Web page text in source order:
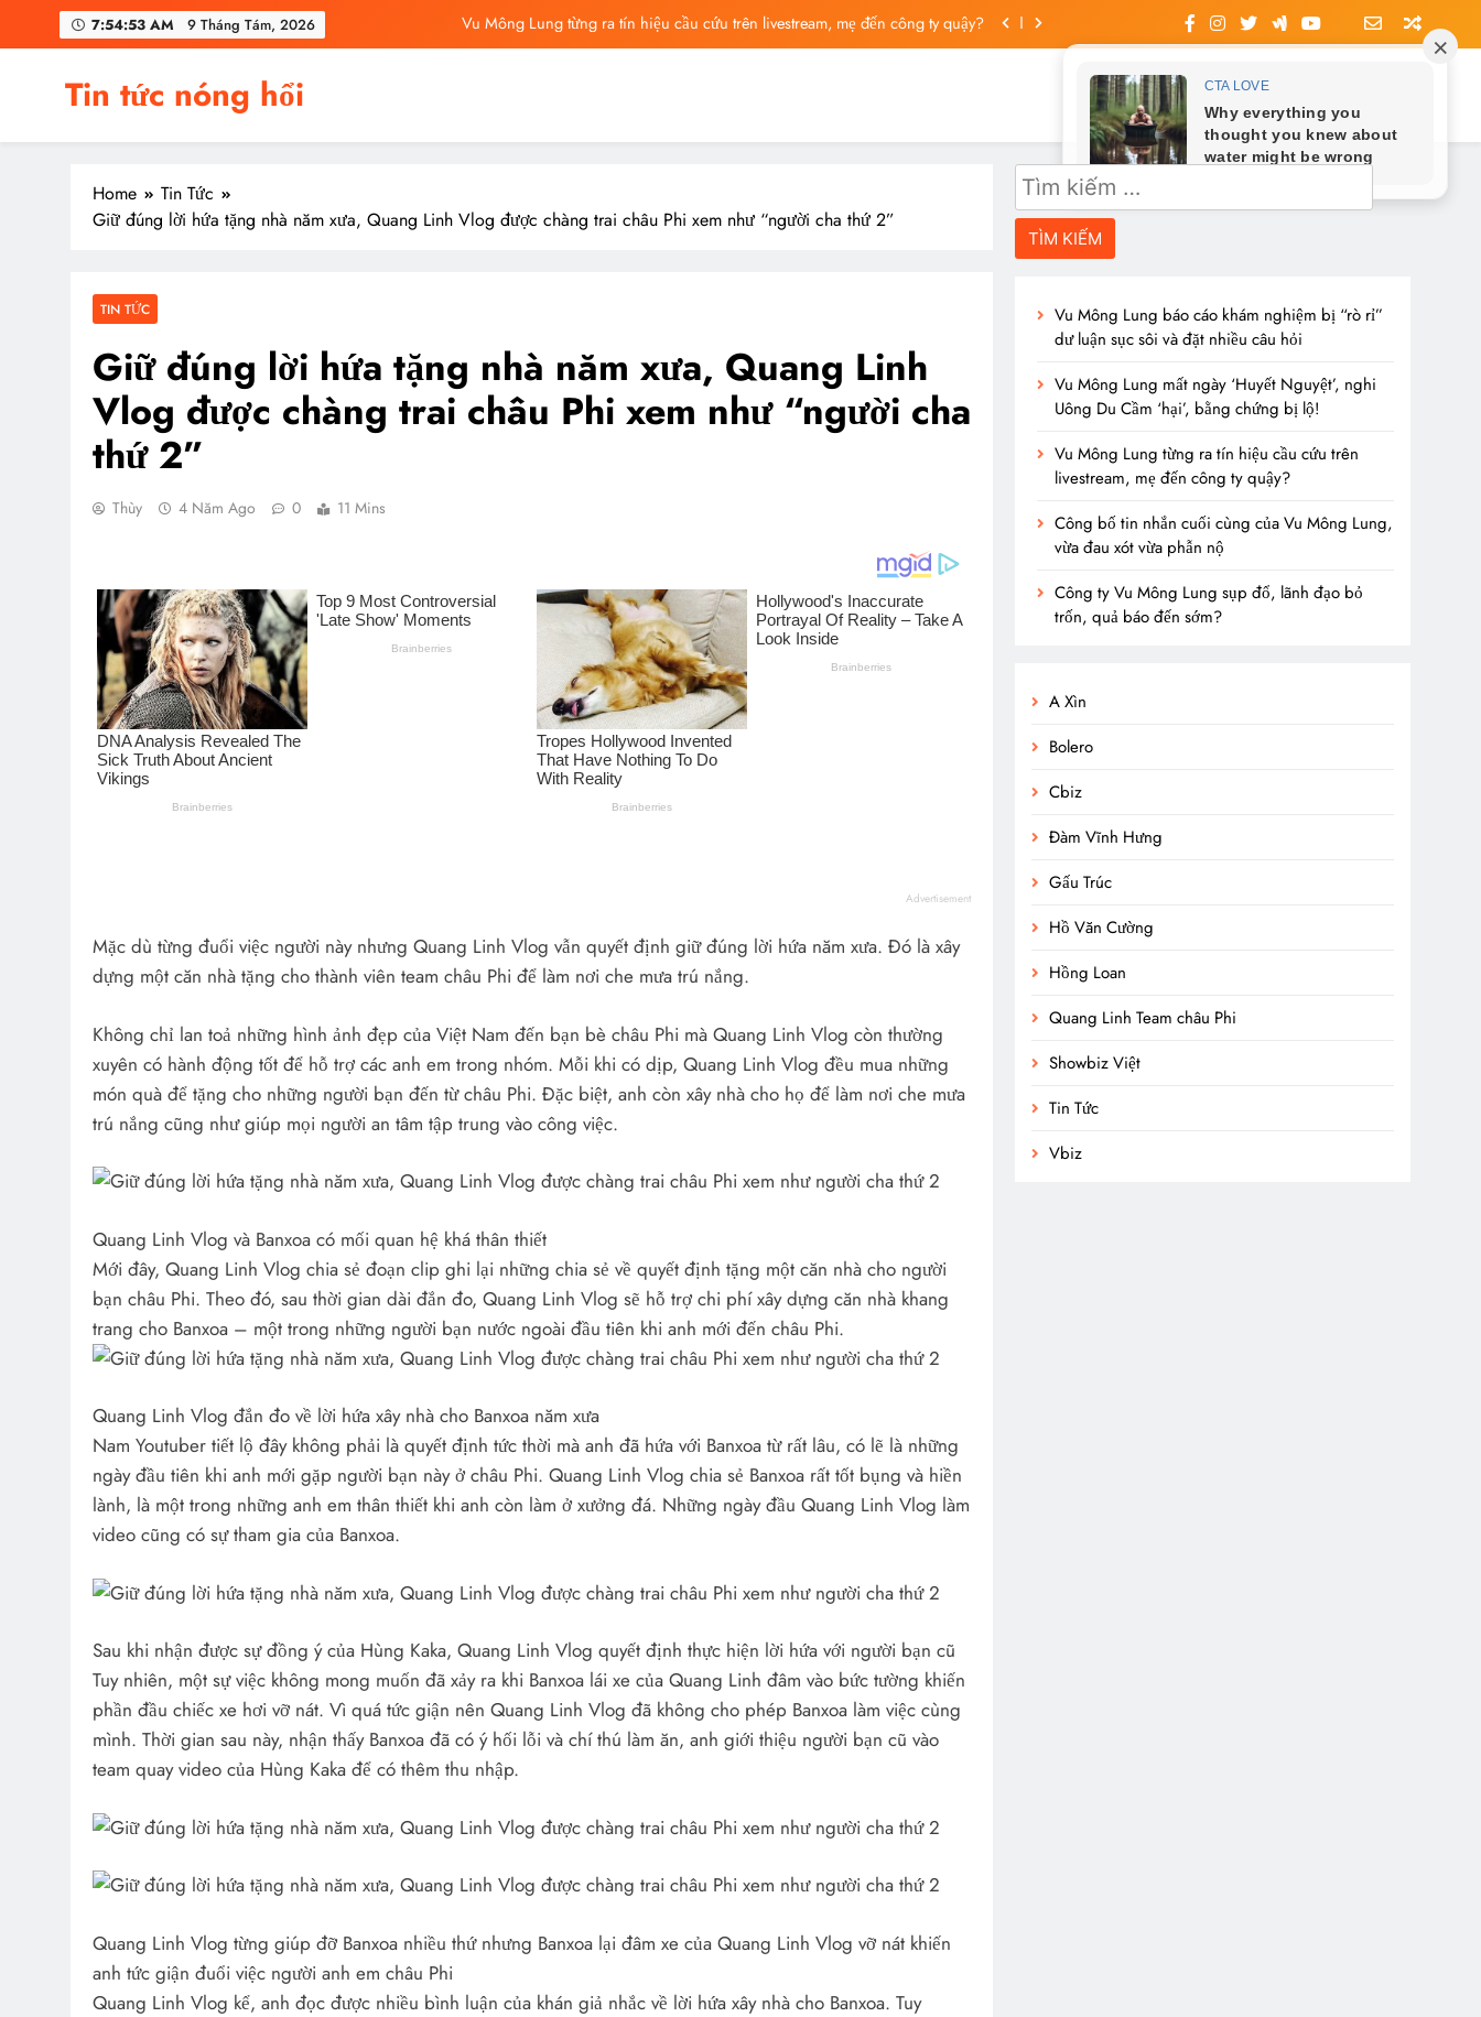
7:54:55 AM 9 Tháng Tám, 2026
Công bố tin nhắn cuối cùng của Vu Mông Lung, vừa đau xót vừa phẫn nộ
Công bố tin nhắn cuối cùng của Vu Mông Lung, vừa đau xót vừa phẫn nộ
Tin tức nóng hổi
Home
Tin Tức
Giữ đúng lời hứa tặng nhà năm xưa, Quang Linh Vlog được chàng trai châu Phi xem như “người cha thứ 2”
TIN TỨC
Giữ đúng lời hứa tặng nhà năm xưa, Quang Linh
Vlog được chàng trai châu Phi xem như “người cha
thứ 2”
Thùy 4 Năm Ago 0 11 Mins
Advertisement
Mặc dù từng đuổi việc người này nhưng Quang Linh Vlog vẫn quyết định giữ đúng lời hứa năm xưa. Đó là xây
dựng một căn nhà tặng cho thành viên team châu Phi để làm nơi che mưa trú nắng.
Không chỉ lan toả những hình ảnh đẹp của Việt Nam đến bạn bè châu Phi mà Quang Linh Vlog còn thường
xuyên có hành động tốt để hỗ trợ các anh em trong nhóm. Mỗi khi có dịp, Quang Linh Vlog đều mua những
món quà để tặng cho những người bạn đến từ châu Phi. Đặc biệt, anh còn xây nhà cho họ để làm nơi che mưa
trú nắng cũng như giúp mọi người an tâm tập trung vào công việc.
Quang Linh Vlog và Banxoa có mối quan hệ khá thân thiết
Mới đây, Quang Linh Vlog chia sẻ đoạn clip ghi lại những chia sẻ về quyết định tặng một căn nhà cho người
bạn châu Phi. Theo đó, sau thời gian dài đắn đo, Quang Linh Vlog sẽ hỗ trợ chi phí xây dựng căn nhà khang
trang cho Banxoa – một trong những người bạn nước ngoài đầu tiên khi anh mới đến châu Phi.
Quang Linh Vlog đắn đo về lời hứa xây nhà cho Banxoa năm xưa
Nam Youtuber tiết lộ đây không phải là quyết định tức thời mà anh đã hứa với Banxoa từ rất lâu, có lẽ là những
ngày đầu tiên khi anh mới gặp người bạn này ở châu Phi. Quang Linh Vlog chia sẻ Banxoa rất tốt bụng và hiền
lành, là một trong những anh em thân thiết khi anh còn làm ở xưởng đá. Những ngày đầu Quang Linh Vlog làm
video cũng có sự tham gia của Banxoa.
Sau khi nhận được sự đồng ý của Hùng Kaka, Quang Linh Vlog quyết định thực hiện lời hứa với người bạn cũ
Tuy nhiên, một sự việc không mong muốn đã xảy ra khi Banxoa lái xe của Quang Linh đâm vào bức tường khiến
phần đầu chiếc xe hơi vỡ nát. Vì quá tức giận nên Quang Linh Vlog đã không cho phép Banxoa làm việc cùng
mình. Thời gian sau này, nhận thấy Banxoa đã có ý hối lỗi và chí thú làm ăn, anh giới thiệu người bạn cũ vào
team quay video của Hùng Kaka để có thêm thu nhập.
Quang Linh Vlog từng giúp đỡ Banxoa nhiều thứ nhưng Banxoa lại đâm xe của Quang Linh Vlog vỡ nát khiến
anh tức giận đuổi việc người anh em châu Phi
Quang Linh Vlog kể, anh đọc được nhiều bình luận của khán giả nhắc về lời hứa xây nhà cho Banxoa. Tuy
Tìm
kiếm
cho:
Vu Mông Lung báo cáo khám nghiệm bị “rò rỉ”
dư luận sục sôi và đặt nhiều câu hỏi
Vu Mông Lung mất ngày ‘Huyết Nguyệt’, nghi
Uông Du Cầm ‘hại’, bằng chứng bị lộ!
Vu Mông Lung từng ra tín hiệu cầu cứu trên
livestream, mẹ đến công ty quậy?
Công bố tin nhắn cuối cùng của Vu Mông Lung,
vừa đau xót vừa phẫn nộ
Công ty Vu Mông Lung sụp đổ, lãnh đạo bỏ
trốn, quả báo đến sớm?
A Xìn
Bolero
Cbiz
Đàm Vĩnh Hưng
Gấu Trúc
Hồ Văn Cường
Hồng Loan
Quang Linh Team châu Phi
Showbiz Việt
Tin Tức
Vbiz